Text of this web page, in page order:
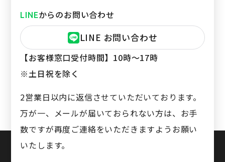
LINEからのお問い合わせ
LINE お問い合わせ
【お客様窓口受付時間】 10時〜17時
※土日祝を除く
2営業日以内に返信させていただいております。
万が一、メールが届いておられない方は、お手
数ですが再度ご連絡をいただきますようお願い
いたします。